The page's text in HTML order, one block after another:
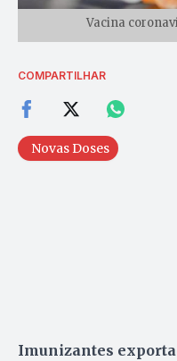
Vacina
COMPARTILHAR
Novas Doses
Imunizantes